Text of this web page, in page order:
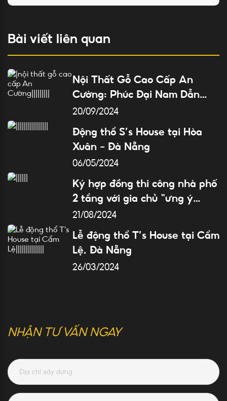
Bài viết liên quan
Nội Thất Gỗ Cao Cấp An
Cường: Phúc Đại Nam Dẫn
Đầu Tại Đà Nẵng
20/09/2024
Động thổ S’s House tại Hòa
Xuân – Đà Nẵng
06/05/2024
Ký hợp đồng thi công nhà phố
2 tầng với gia chủ “ưng ý
ngay lần đầu”
21/08/2024
Lễ động thổ T’s House tại Cẩm
Lệ, Đà Nẵng
26/03/2024
NHẬN TƯ VẤN NGAY